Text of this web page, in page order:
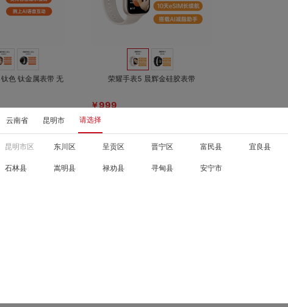
云南省 昆明市 请选择
昆明市区 东川区 呈贡区 晋宁区 富民县 宜良县
石林县 嵩明县 禄劝县 寻甸县 安宁市
荣耀手表5 Ultra 钛色 钛金属表带 无 荣耀手表5 晨辉金硅胶表带
￥999
已有